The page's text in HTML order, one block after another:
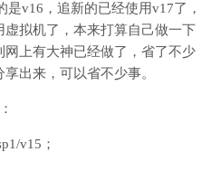
v16，追新的已经使用v17了，
拟机了，本来打算自己做一下
上有大神已经做了，省了不少
出来，可以省不少事。
v15；